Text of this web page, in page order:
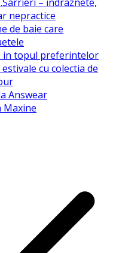
nepractice
de baie care
in topul preferintelor
cu colectia de
Answear
Maxine